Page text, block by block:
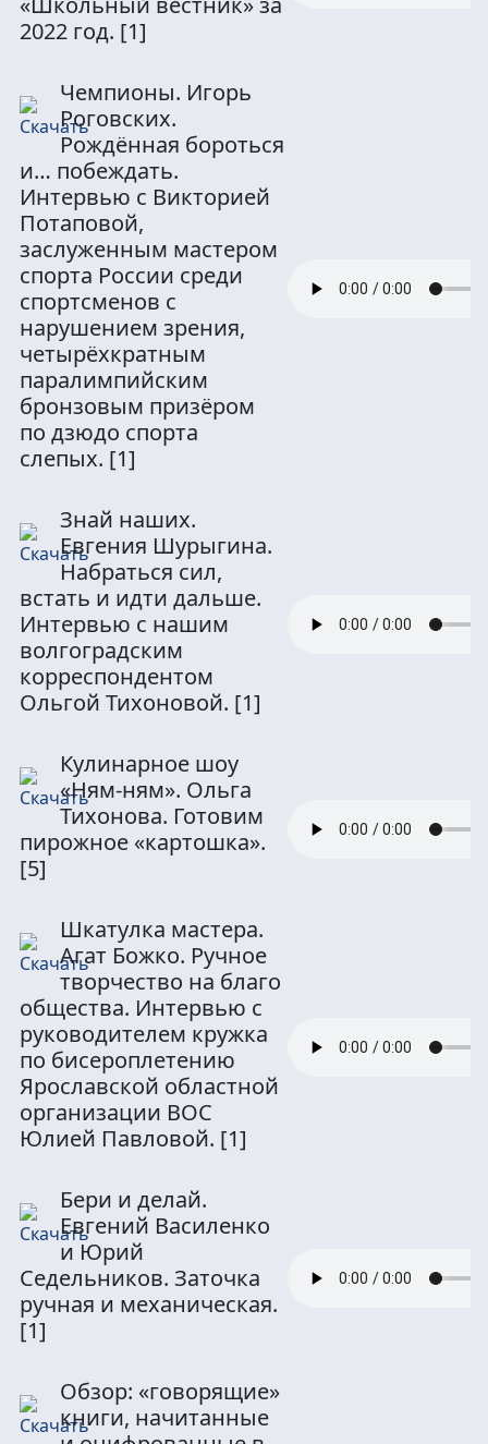
2022 год. [1]
Чемпионы. Игорь
Роговских.
Рождённая бороться
и… побеждать.
Интервью с Викторией
Потаповой,
заслуженным мастером
спорта России среди
спортсменов с
нарушением зрения,
четырёхкратным
паралимпийским
бронзовым призёром
по дзюдо спорта
слепых. [1]
Знай наших.
Евгения Шурыгина.
Набраться сил,
встать и идти дальше.
Интервью с нашим
волгоградским
корреспондентом
Ольгой Тихоновой. [1]
Кулинарное шоу
«Ням-ням». Ольга
Тихонова. Готовим
пирожное «картошка».
[5]
Шкатулка мастера.
Агат Божко. Ручное
творчество на благо
общества. Интервью с
руководителем кружка
по бисероплетению
Ярославской областной
организации ВОС
Юлией Павловой. [1]
Бери и делай.
Евгений Василенко
и Юрий
Седельников. Заточка
ручная и механическая.
[1]
Обзор: «говорящие»
книги, начитанные